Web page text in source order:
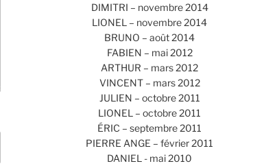
DIMITRI – novembre 2014
LIONEL – novembre 2014
BRUNO – août 2014
FABIEN – mai 2012
ARTHUR – mars 2012
VINCENT – mars 2012
JULIEN – octobre 2011
LIONEL – octobre 2011
ÉRIC – septembre 2011
PIERRE ANGE – février 2011
DANIEL - mai 2010